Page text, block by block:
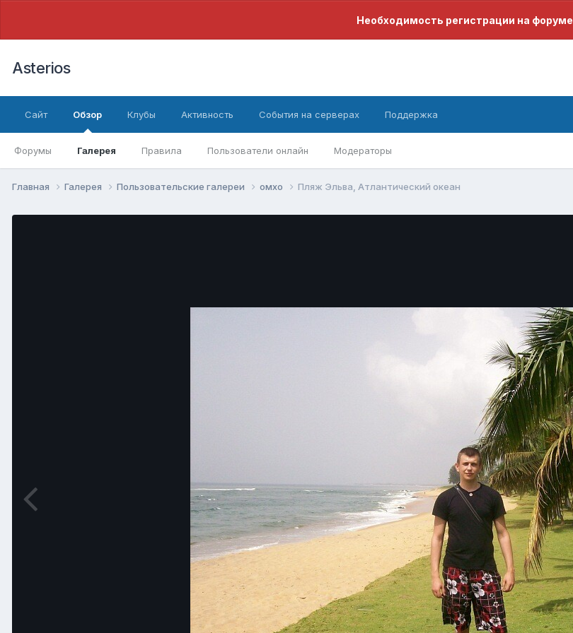
Необходимость регистрации на форуме
Asterios
Сайт Обзор
Форумы Галерея Правила Пользователи онлайн Модераторы
Клубы Активность События на серверах Поддержка
Главная Галерея Пользовательские галереи омхо Пляж Эльва, Атлантический океан